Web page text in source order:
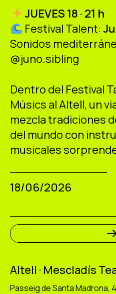
Contacto
ES CA EN
JUEVES 18 · 21 h
Festival Talent:
Sonidos
@juno.sibling
Dentro del Festival
Músics al Altell, un
mezcla tradiciones
del mundo con
musicales
18/06/2026
Altell · Mescladís
Passeig de Santa Madrona,